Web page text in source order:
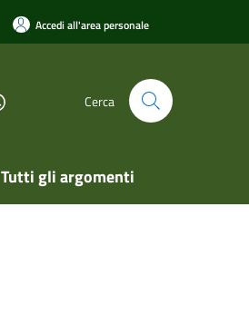
Accedi all'area personale
Cerca
Tutti gli argomenti